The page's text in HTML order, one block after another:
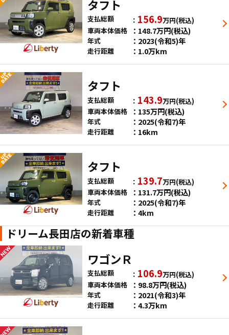
タフト
支払総額 156.9万円(税込)
車両本体価格
148.7万円(税込)
年式 2023(令和5)年
走行距離 1.0万km
タフト
支払総額 143.9万円(税込)
車両本体価格
135万円(税込)
年式 2025(令和7)年
走行距離 16km
タフト
支払総額 139.7万円(税込)
車両本体価格
131.7万円(税込)
年式 2025(令和7)年
走行距離 4km
ドリーム長田店の新着車種
ワゴンＲ
支払総額 106.9万円(税込)
車両本体価格
98.8万円(税込)
年式 2021(令和3)年
走行距離 4.3万km